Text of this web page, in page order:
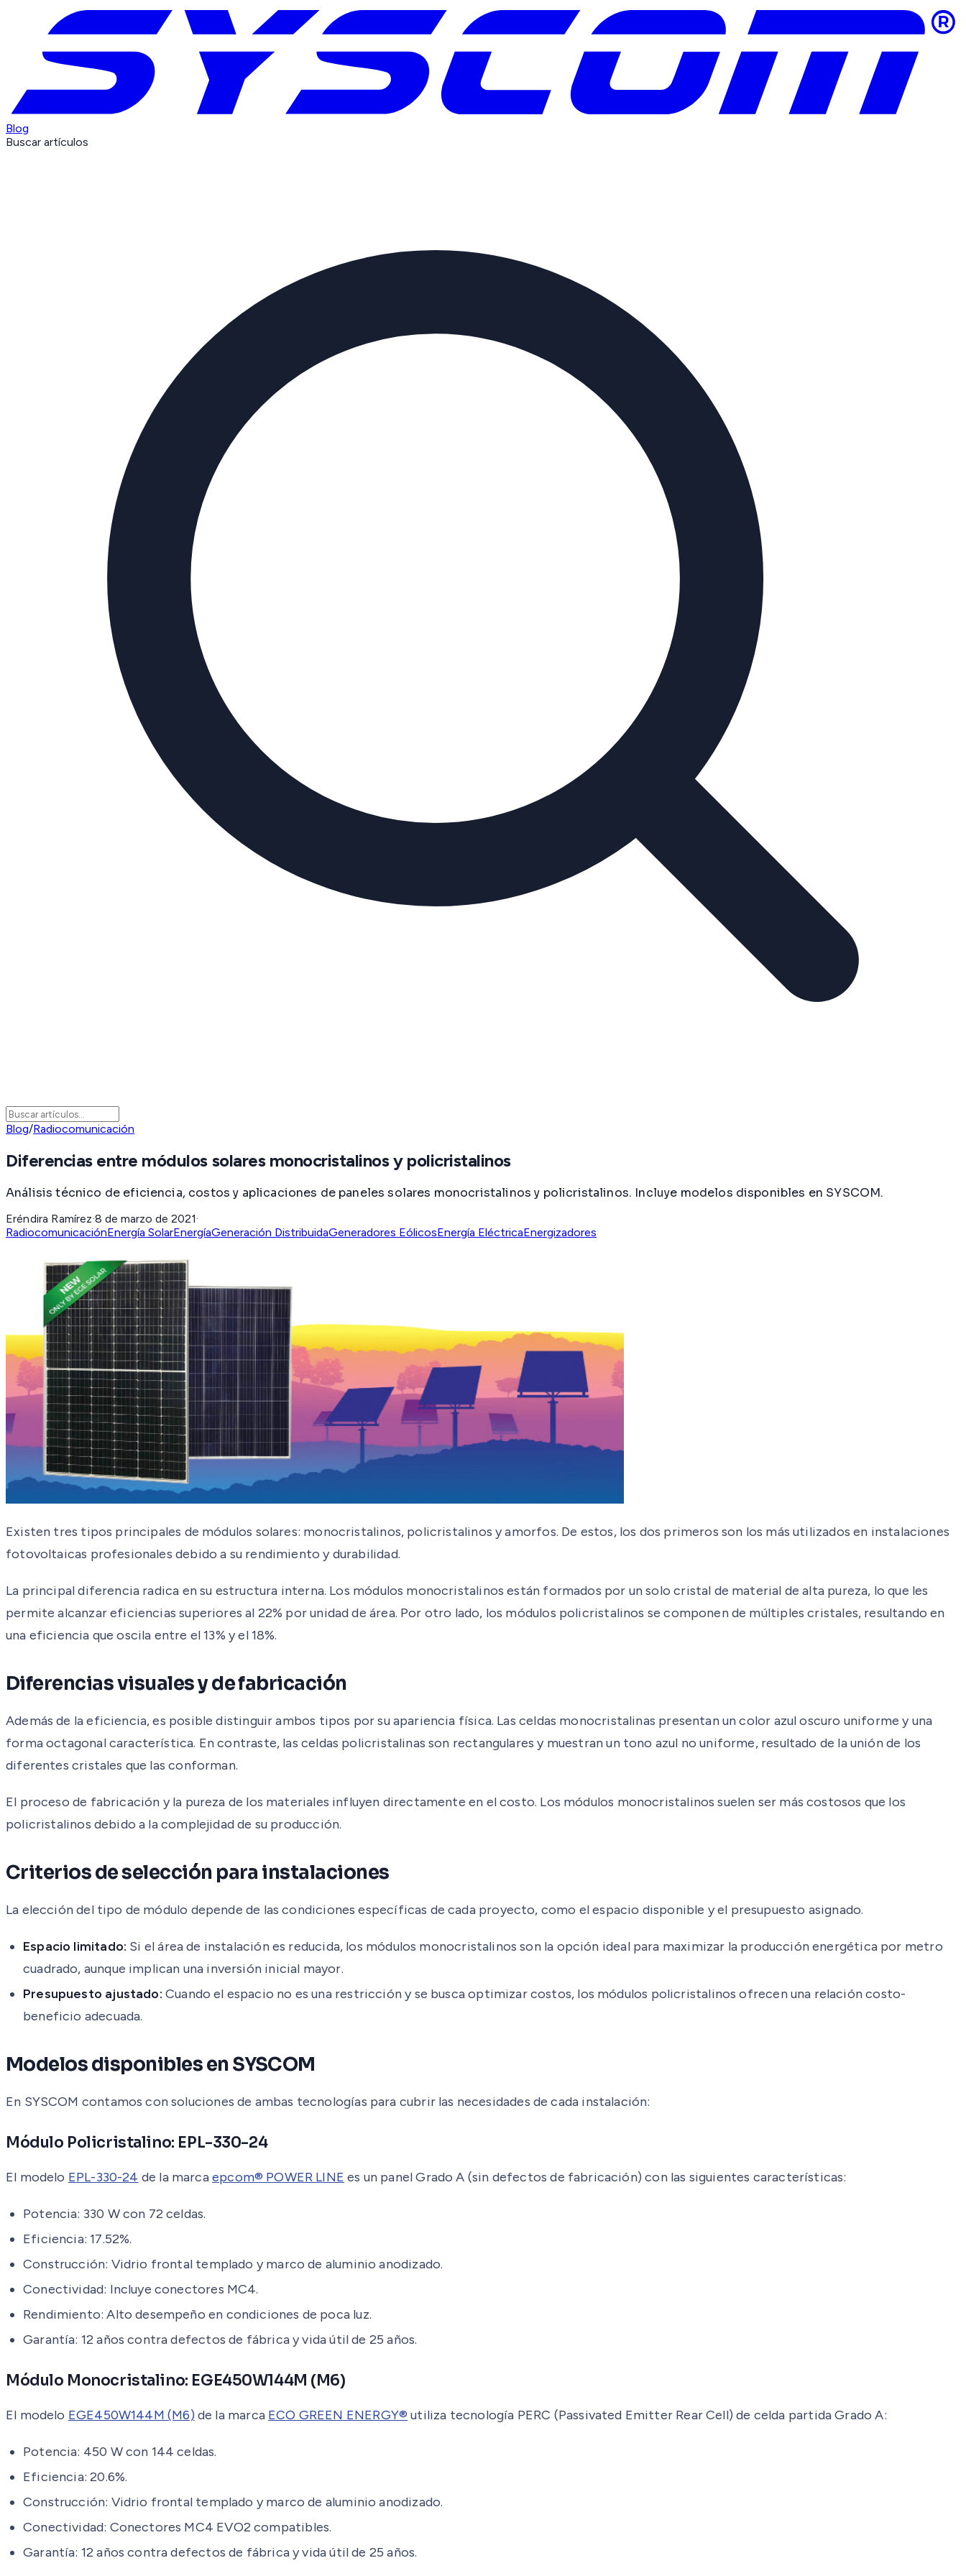
Blog
Buscar artículos
Blog/Radiocomunicación
Diferencias entre módulos solares monocristalinos y policristalinos
Análisis técnico de eficiencia, costos y aplicaciones de paneles solares monocristalinos y policristalinos. Incluye modelos disponibles en SYSCOM.
Eréndira Ramírez·8 de marzo de 2021·
RadiocomunicaciónEnergía SolarEnergíaGeneración DistribuidaGeneradores EólicosEnergía EléctricaEnergizadores
Existen tres tipos principales de módulos solares: monocristalinos, policristalinos y amorfos. De estos, los dos primeros son los más utilizados en instalaciones
fotovoltaicas profesionales debido a su rendimiento y durabilidad.
La principal diferencia radica en su estructura interna. Los módulos monocristalinos están formados por un solo cristal de material de alta pureza, lo que les
permite alcanzar eficiencias superiores al 22% por unidad de área. Por otro lado, los módulos policristalinos se componen de múltiples cristales, resultando en
una eficiencia que oscila entre el 13% y el 18%.
Diferencias visuales y de fabricación
Además de la eficiencia, es posible distinguir ambos tipos por su apariencia física. Las celdas monocristalinas presentan un color azul oscuro uniforme y una
forma octagonal característica. En contraste, las celdas policristalinas son rectangulares y muestran un tono azul no uniforme, resultado de la unión de los
diferentes cristales que las conforman.
El proceso de fabricación y la pureza de los materiales influyen directamente en el costo. Los módulos monocristalinos suelen ser más costosos que los
policristalinos debido a la complejidad de su producción.
Criterios de selección para instalaciones
La elección del tipo de módulo depende de las condiciones específicas de cada proyecto, como el espacio disponible y el presupuesto asignado.
Espacio limitado: Si el área de instalación es reducida, los módulos monocristalinos son la opción ideal para maximizar la producción energética por metro
cuadrado, aunque implican una inversión inicial mayor.
Presupuesto ajustado: Cuando el espacio no es una restricción y se busca optimizar costos, los módulos policristalinos ofrecen una relación costo-
beneficio adecuada.
Modelos disponibles en SYSCOM
En SYSCOM contamos con soluciones de ambas tecnologías para cubrir las necesidades de cada instalación:
Módulo Policristalino: EPL-330-24
El modelo EPL-330-24 de la marcaepcom® POWER LINE es un panel Grado A (sin defectos de fabricación) con las siguientes características:
Potencia: 330 W con 72 celdas.
Eficiencia: 17.52%.
Construcción: Vidrio frontal templado y marco de aluminio anodizado.
Conectividad: Incluye conectores MC4.
Rendimiento: Alto desempeño en condiciones de poca luz.
Garantía: 12 años contra defectos de fábrica y vida útil de 25 años.
Módulo Monocristalino: EGE450W144M (M6)
El modelo EGE450W144M (M6) de la marca ECO GREEN ENERGY® utiliza tecnología PERC (Passivated Emitter Rear Cell) de celda partida Grado A:
Potencia: 450 W con 144 celdas.
Eficiencia: 20.6%.
Construcción: Vidrio frontal templado y marco de aluminio anodizado.
Conectividad: Conectores MC4 EVO2 compatibles.
Garantía: 12 años contra defectos de fábrica y vida útil de 25 años.